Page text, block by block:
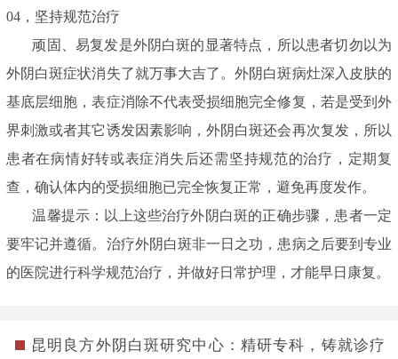
04，坚持规范治疗
顽固、易复发是外阴白斑的显著特点，所以患者切勿以为
外阴白斑症状消失了就万事大吉了。外阴白斑病灶深入皮肤的
基底层细胞，表症消除不代表受损细胞完全修复，若是受到外
界刺激或者其它诱发因素影响，外阴白斑还会再次复发，所以
患者在病情好转或表症消失后还需坚持规范的治疗，定期复
查，确认体内的受损细胞已完全恢复正常，避免再度发作。
温馨提示：以上这些治疗外阴白斑的正确步骤，患者一定
要牢记并遵循。治疗外阴白斑非一日之功，患病之后要到专业
的医院进行科学规范治疗，并做好日常护理，才能早日康复。
昆明良方外阴白斑研究中心：精研专科，铸就诊疗